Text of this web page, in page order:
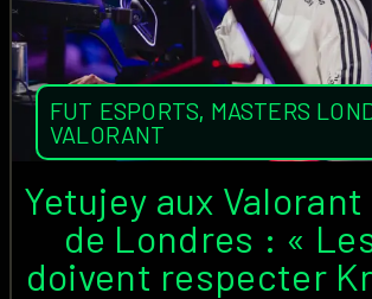
FUT ESPORTS, MASTERS
VALORANT
Yetujey aux
de Londres : «
doivent respecter